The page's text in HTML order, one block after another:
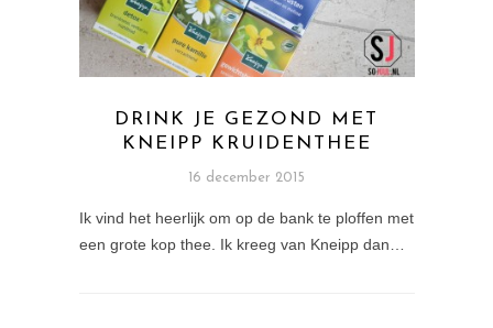
DRINK JE GEZOND MET
KNEIPP KRUIDENTHEE
16 december 2015
Ik vind het heerlijk om op de bank te ploffen met
een grote kop thee. Ik kreeg van Kneipp dan…